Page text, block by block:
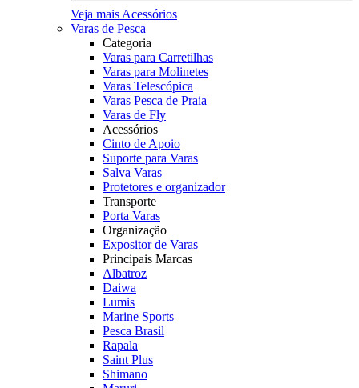
Veja mais Acessórios
Varas de Pesca
Categoria
Varas para Carretilhas
Varas para Molinetes
Varas Telescópica
Varas Pesca de Praia
Varas de Fly
Acessórios
Cinto de Apoio
Suporte para Varas
Salva Varas
Protetores e organizador
Transporte
Porta Varas
Organização
Expositor de Varas
Principais Marcas
Albatroz
Daiwa
Lumis
Marine Sports
Pesca Brasil
Rapala
Saint Plus
Shimano